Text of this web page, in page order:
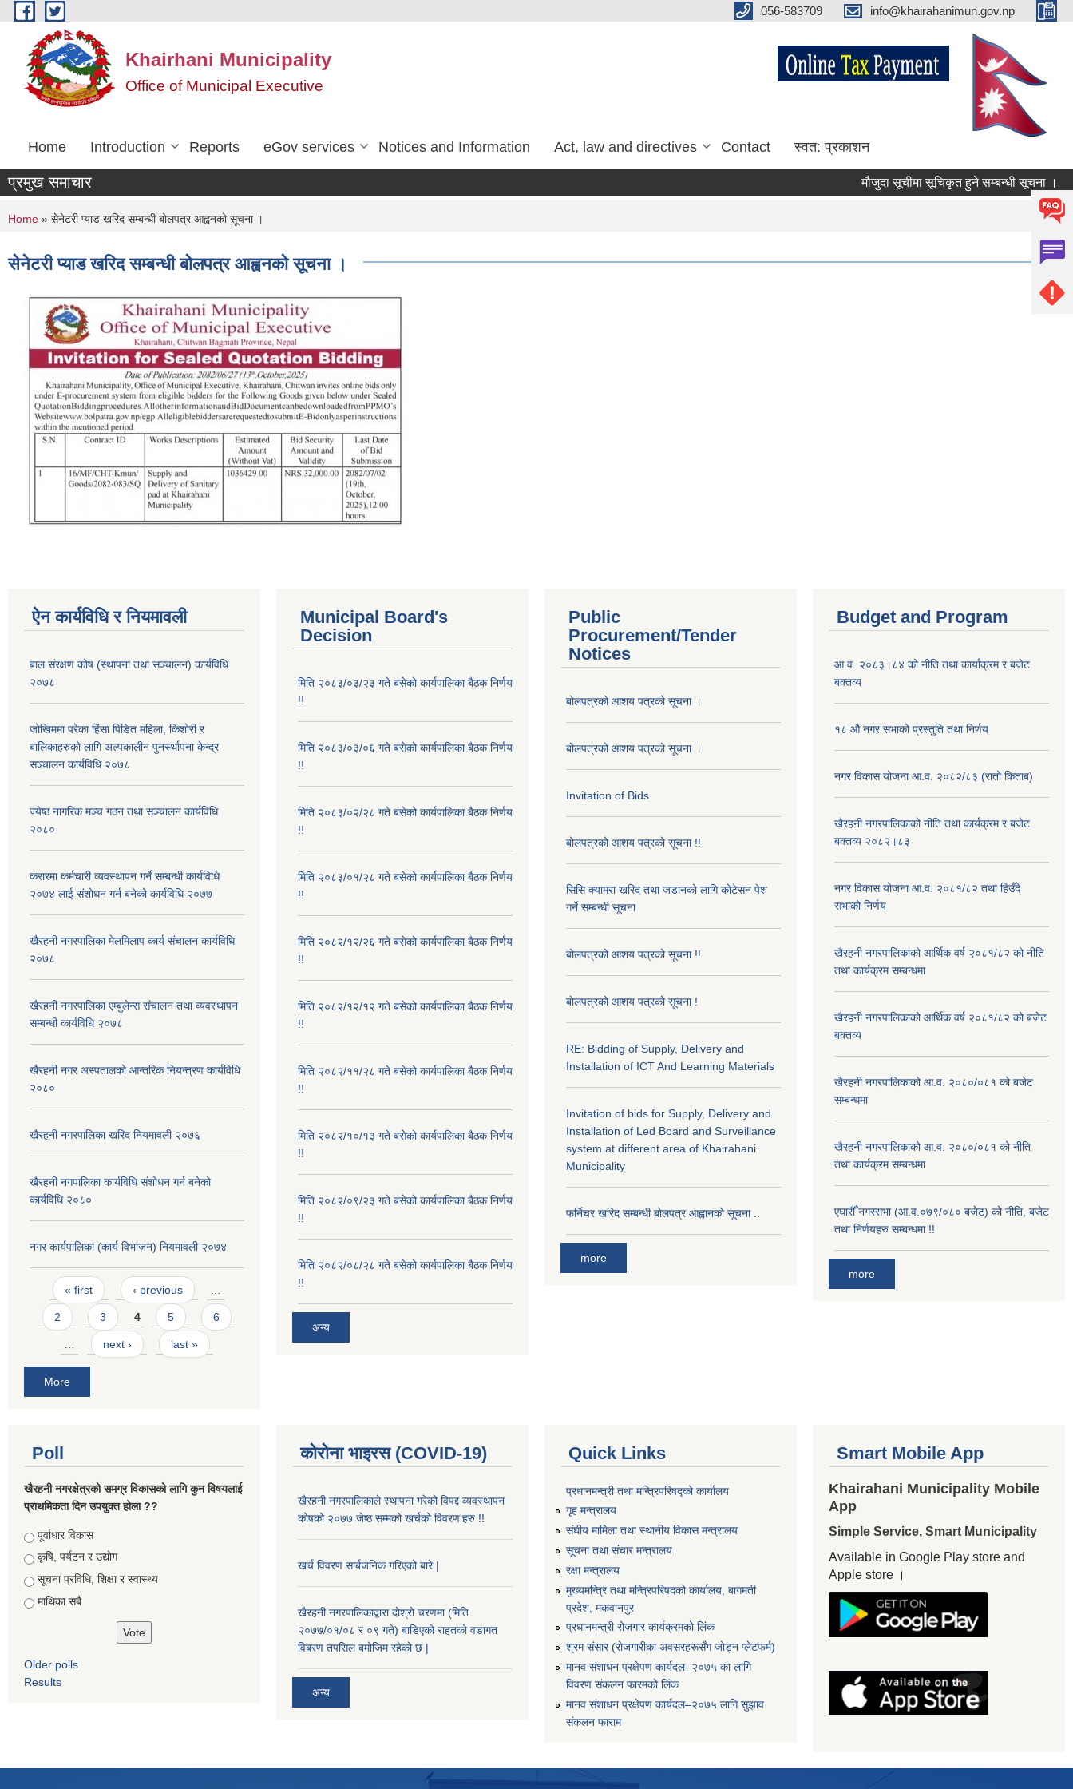
Skip to main content 056-583709 info@khairahanimun.gov.np
Khairhani Municipality
Office of Municipal Executive
Home Introduction Reports eGov services Notices and Information Act, law and directives Contact स्वत: प्रकाशन
प्रमुख समाचार मौजुदा सूचीमा सूचिकृत हुने सम्बन्धी सूचना ।
You are here
Home » सेनेटरी प्याड खरिद सम्बन्धी बोलपत्र आह्वनको सूचना ।
सेनेटरी प्याड खरिद सम्बन्धी बोलपत्र आह्वनको सूचना ।
ऐन कार्यविधि र नियमावली
बाल संरक्षण कोष (स्थापना तथा सञ्चालन) कार्यविधि
२०७८
जोखिममा परेका हिंसा पिडित महिला, किशोरी र
बालिकाहरुको लागि अल्पकालीन पुनर्स्थापना केन्द्र
सञ्चालन कार्यविधि २०७८
ज्येष्ठ नागरिक मञ्च गठन तथा सञ्चालन कार्यविधि
२०८०
करारमा कर्मचारी व्यवस्थापन गर्ने सम्बन्धी कार्यविधि
२०७४ लाई संशोधन गर्न बनेको कार्यविधि २०७७
खैरहनी नगरपालिका मेलमिलाप कार्य संचालन कार्यविधि
२०७८
खैरहनी नगरपालिका एम्बुलेन्स संचालन तथा व्यवस्थापन
सम्बन्धी कार्यविधि २०७८
खैरहनी नगर अस्पतालको आन्तरिक नियन्त्रण कार्यविधि
२०८०
खैरहनी नगरपालिका खरिद नियमावली २०७६
खैरहनी नगपालिका कार्यविधि संशोधन गर्न बनेको
कार्यविधि २०८०
नगर कार्यपालिका (कार्य विभाजन) नियमावली २०७४
Pages
« first ‹ previous …
2 3 4 5 6
… next › last »
More
Municipal Board's
Decision
मिति २०८३/०३/२३ गते बसेको कार्यपालिका बैठक निर्णय
!!
मिति २०८३/०३/०६ गते बसेको कार्यपालिका बैठक निर्णय
!!
मिति २०८३/०२/२८ गते बसेको कार्यपालिका बैठक निर्णय
!!
मिति २०८३/०१/२८ गते बसेको कार्यपालिका बैठक निर्णय
!!
मिति २०८२/१२/२६ गते बसेको कार्यपालिका बैठक निर्णय
!!
मिति २०८२/१२/१२ गते बसेको कार्यपालिका बैठक निर्णय
!!
मिति २०८२/११/२८ गते बसेको कार्यपालिका बैठक निर्णय
!!
मिति २०८२/१०/१३ गते बसेको कार्यपालिका बैठक निर्णय
!!
मिति २०८२/०९/२३ गते बसेको कार्यपालिका बैठक निर्णय
!!
मिति २०८२/०८/२८ गते बसेको कार्यपालिका बैठक निर्णय
!!
अन्य
Public
Procurement/Tender
Notices
बोलपत्रको आशय पत्रको सूचना ।
बोलपत्रको आशय पत्रको सूचना ।
Invitation of Bids
बोलपत्रको आशय पत्रको सूचना !!
सिसि क्यामरा खरिद तथा जडानको लागि कोटेसन पेश
गर्ने सम्बन्धी सूचना
बोलपत्रको आशय पत्रको सूचना !!
बोलपत्रको आशय पत्रको सूचना !
RE: Bidding of Supply, Delivery and
Installation of ICT And Learning Materials
Invitation of bids for Supply, Delivery and
Installation of Led Board and Surveillance
system at different area of Khairahani
Municipality
फर्निचर खरिद सम्बन्धी बोलपत्र आह्वानको सूचना ..
more
Budget and Program
आ.व. २०८३।८४ को नीति तथा कार्याक्रम र बजेट
बक्तव्य
१८ औ नगर सभाको प्रस्तुति तथा निर्णय
नगर विकास योजना आ.व. २०८२/८३ (रातो किताब)
खैरहनी नगरपालिकाको नीति तथा कार्यक्रम र बजेट
बक्तव्य २०८२।८३
नगर विकास योजना आ.व. २०८१/८२ तथा हिउँदे
सभाको निर्णय
खैरहनी नगरपालिकाको आर्थिक वर्ष २०८१/८२ को नीति
तथा कार्यक्रम सम्बन्धमा
खैरहनी नगरपालिकाको आर्थिक वर्ष २०८१/८२ को बजेट
बक्तव्य
खैरहनी नगरपालिकाको आ.व. २०८०/०८१ को बजेट
सम्बन्धमा
खैरहनी नगरपालिकाको आ.व. २०८०/०८१ को नीति
तथा कार्यक्रम सम्बन्धमा
एघारौँ नगरसभा (आ.व.०७९/०८० बजेट) को नीति, बजेट
तथा निर्णयहरु सम्बन्धमा !!
more
Poll
खैरहनी नगरक्षेत्रको समग्र विकासको लागि कुन विषयलाई
प्राथमिकता दिन उपयुक्त होला ??
Choices
पूर्वाधार विकास
कृषि, पर्यटन र उद्योग
सूचना प्रविधि, शिक्षा र स्वास्थ्य
माथिका सबै
Older polls
Results
कोरोना भाइरस (COVID-19)
खैरहनी नगरपालिकाले स्थापना गरेको विपद्द व्यवस्थापन
कोषको २०७७ जेष्ठ सम्मको खर्चको विवरण'हरु !!
खर्च विवरण सार्बजनिक गरिएको बारे |
खैरहनी नगरपालिकाद्वारा दोश्रो चरणमा (मिति
२०७७/०१/०८ र ०९ गते) बाडिएको राहतको वडागत
विबरण तपसिल बमोजिम रहेको छ |
अन्य
Quick Links
प्रधानमन्त्री तथा मन्त्रिपरिषद्को कार्यालय
गृह मन्त्रालय
संघीय मामिला तथा स्थानीय विकास मन्त्रालय
सूचना तथा संचार मन्त्रालय
रक्षा मन्त्रालय
मुख्यमन्त्रि तथा मन्त्रिपरिषदको कार्यालय, बागमती
प्रदेश, मकवानपुर
प्रधानमन्त्री रोजगार कार्यक्रमको लिंक
श्रम संसार (रोजगारीका अवसरहरूसँग जोड्न प्लेटफर्म)
मानव संशाधन प्रक्षेपण कार्यदल–२०७५ का लागि
विवरण संकलन फारमको लिंक
मानव संशाधन प्रक्षेपण कार्यदल–२०७५ लागि सुझाव
संकलन फाराम
Smart Mobile App
Khairahani Municipality Mobile
App
Simple Service, Smart Municipality
Available in Google Play store and
Apple store ।